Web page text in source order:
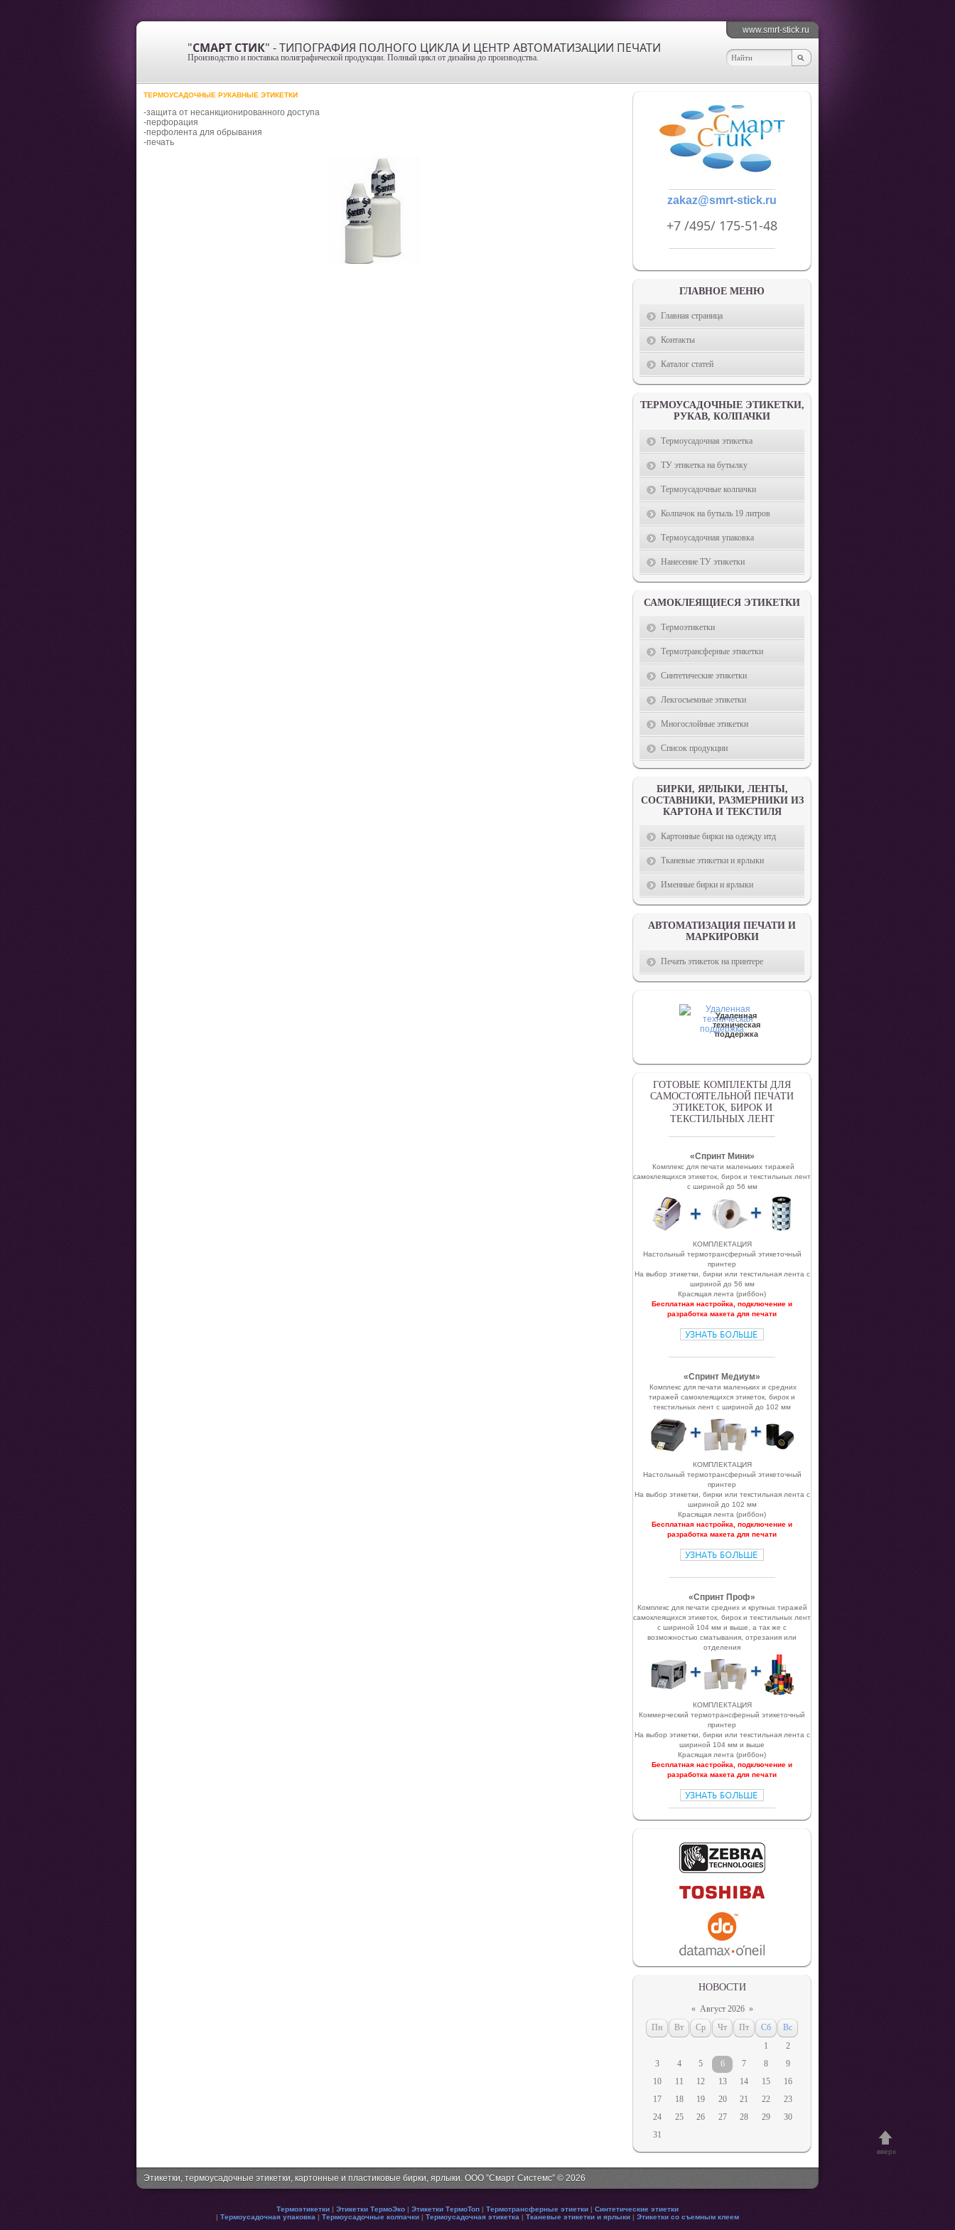
www.smrt-stick.ru
"СМАРТ СТИК" - ТИПОГРАФИЯ ПОЛНОГО ЦИКЛА И ЦЕНТР АВТОМАТИЗАЦИИ ПЕЧАТИ
Производство и поставка полиграфической продукции. Полный цикл от дизайна до производства.
ТЕРМОУСАДОЧНЫЕ РУКАВНЫЕ ЭТИКЕТКИ
-защита от несанкционированного доступа
-перфорация
-перфолента для обрывания
-печать
zakaz@smrt-stick.ru
+7 /495/ 175-51-48
ГЛАВНОЕ МЕНЮ
Главная страница
Контакты
Каталог статей
ТЕРМОУСАДОЧНЫЕ ЭТИКЕТКИ,
РУКАВ, КОЛПАЧКИ
Термоусадочная этикетка
ТУ этикетка на бутылку
Термоусадочные колпачки
Колпачок на бутыль 19 литров
Термоусадочная упаковка
Нанесение ТУ этикетки
САМОКЛЕЯЩИЕСЯ ЭТИКЕТКИ
Термоэтикетки
Термотрансферные этикетки
Синтетические этикетки
Лекгосъемные этикетки
Многослойные этикетки
Список продукции
БИРКИ, ЯРЛЫКИ, ЛЕНТЫ,
СОСТАВНИКИ, РАЗМЕРНИКИ ИЗ
КАРТОНА И ТЕКСТИЛЯ
Картонные бирки на одежду итд
Тканевые этикетки и ярлыки
Именные бирки и ярлыки
АВТОМАТИЗАЦИЯ ПЕЧАТИ И
МАРКИРОВКИ
Печать этикеток на принтере
Удаленная
техническая
поддержка
ГОТОВЫЕ КОМПЛЕКТЫ ДЛЯ
САМОСТОЯТЕЛЬНОЙ ПЕЧАТИ
ЭТИКЕТОК, БИРОК И
ТЕКСТИЛЬНЫХ ЛЕНТ
«Спринт Мини»
Комплекc для печати маленьких тиражей
самоклеящихся этикеток, бирок и текстильных лент
с шириной до 56 мм
КОМПЛЕКТАЦИЯ
Настольный термотрансферный этикеточный
принтер
На выбор этикетки, бирки или текстильная лента с
шириной до 56 мм
Красящая лента (риббон)
Бесплатная настройка, подключение и
разработка макета для печати
«Спринт Медиум»
Комплекc для печати маленьких и средних
тиражей самоклеящихся этикеток, бирок и
текстильных лент с шириной до 102 мм
КОМПЛЕКТАЦИЯ
Настольный термотрансферный этикеточный
принтер
На выбор этикетки, бирки или текстильная лента с
шириной до 102 мм
Красящая лента (риббон)
Бесплатная настройка, подключение и
разработка макета для печати
«Спринт Проф»
Комплекс для печати средних и крупных тиражей
самоклеящихся этикеток, бирок и текстильных лент
с шириной 104 мм и выше, а так же с
возможностью сматывания, отрезания или
отделения
КОМПЛЕКТАЦИЯ
Коммерческий термотрансферный этикеточный
принтер
На выбор этикетки, бирки или текстильная лента с
шириной 104 мм и выше
Красящая лента (риббон)
Бесплатная настройка, подключение и
разработка макета для печати
НОВОСТИ
« Август 2026 »
Пн
Вт Ср Чт Пт Сб
Вс
1
2
3
4 5 6 7 8
9
10
11 12 13 14 15
16
17
18 19 20 21 22
23
24
25 26 27 28 29
30
31
вверх
Этикетки, термоусадочные этикетки, картонные и пластиковые бирки, ярлыки. ООО ”Смарт Системс” © 2026
Термоэтикетки | Этикетки ТермоЭко | Этикетки ТермоТоп | Термотрансферные этиетки | Синтетические этиетки
| Термоусадочная упаковка | Термоусадочные колпачки | Термоусадочная этикетка | Тканевые этикетки и ярлыки | Этикетки со съемным клеем